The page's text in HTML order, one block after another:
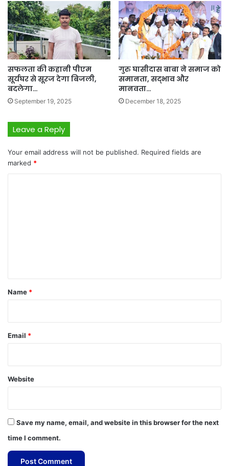
सफलता की कहानी पीएम
सूर्यघर से सूरज देगा बिजली,
बदलेगा…
September 19, 2025
गुरु घासीदास बाबा ने समाज को
समानता, सद्भाव और
मानवता…
December 18, 2025
Leave a Reply
Your email address will not be published. Required fields are
marked *
*
Name *
Email *
Website
Save my name, email, and website in this browser for the next
time I comment.